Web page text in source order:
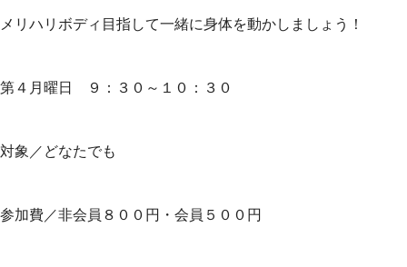
メリハリボディ目指して一緒に身体を動かしましょう！
第４月曜日 ９：３０～１０：３０
対象／どなたでも
参加費／非会員８００円・会員５００円